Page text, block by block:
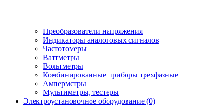
Преобразователи напряжения
Индикаторы аналоговых сигналов
Частотомеры
Ваттметры
Вольтметры
Комбинированные приборы трехфазные
Амперметры
Мультиметры, тестеры
Электроустановочное оборудование (0)